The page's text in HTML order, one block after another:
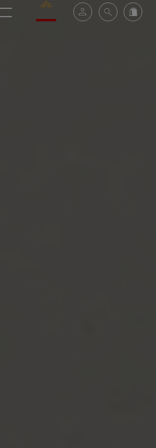
Valrhona - Imaginons le meilleur du
Espace clientRecherche